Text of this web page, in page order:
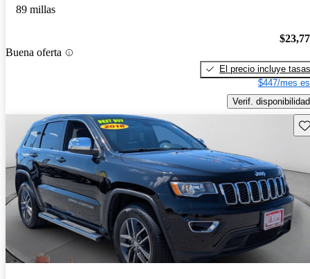
89 millas
Buena oferta
El precio incluye tasas
$447/mes
Verif. disponibilidad